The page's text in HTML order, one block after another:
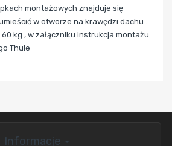
montażowych znajduje się
w otworze na krawędzi dachu .
kg , w załączniku instrukcja montażu
Thule
Informacje